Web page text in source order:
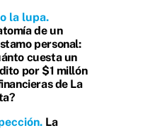
la lupa
de un
personal:
cuesta un
por $1 millón
de La
La